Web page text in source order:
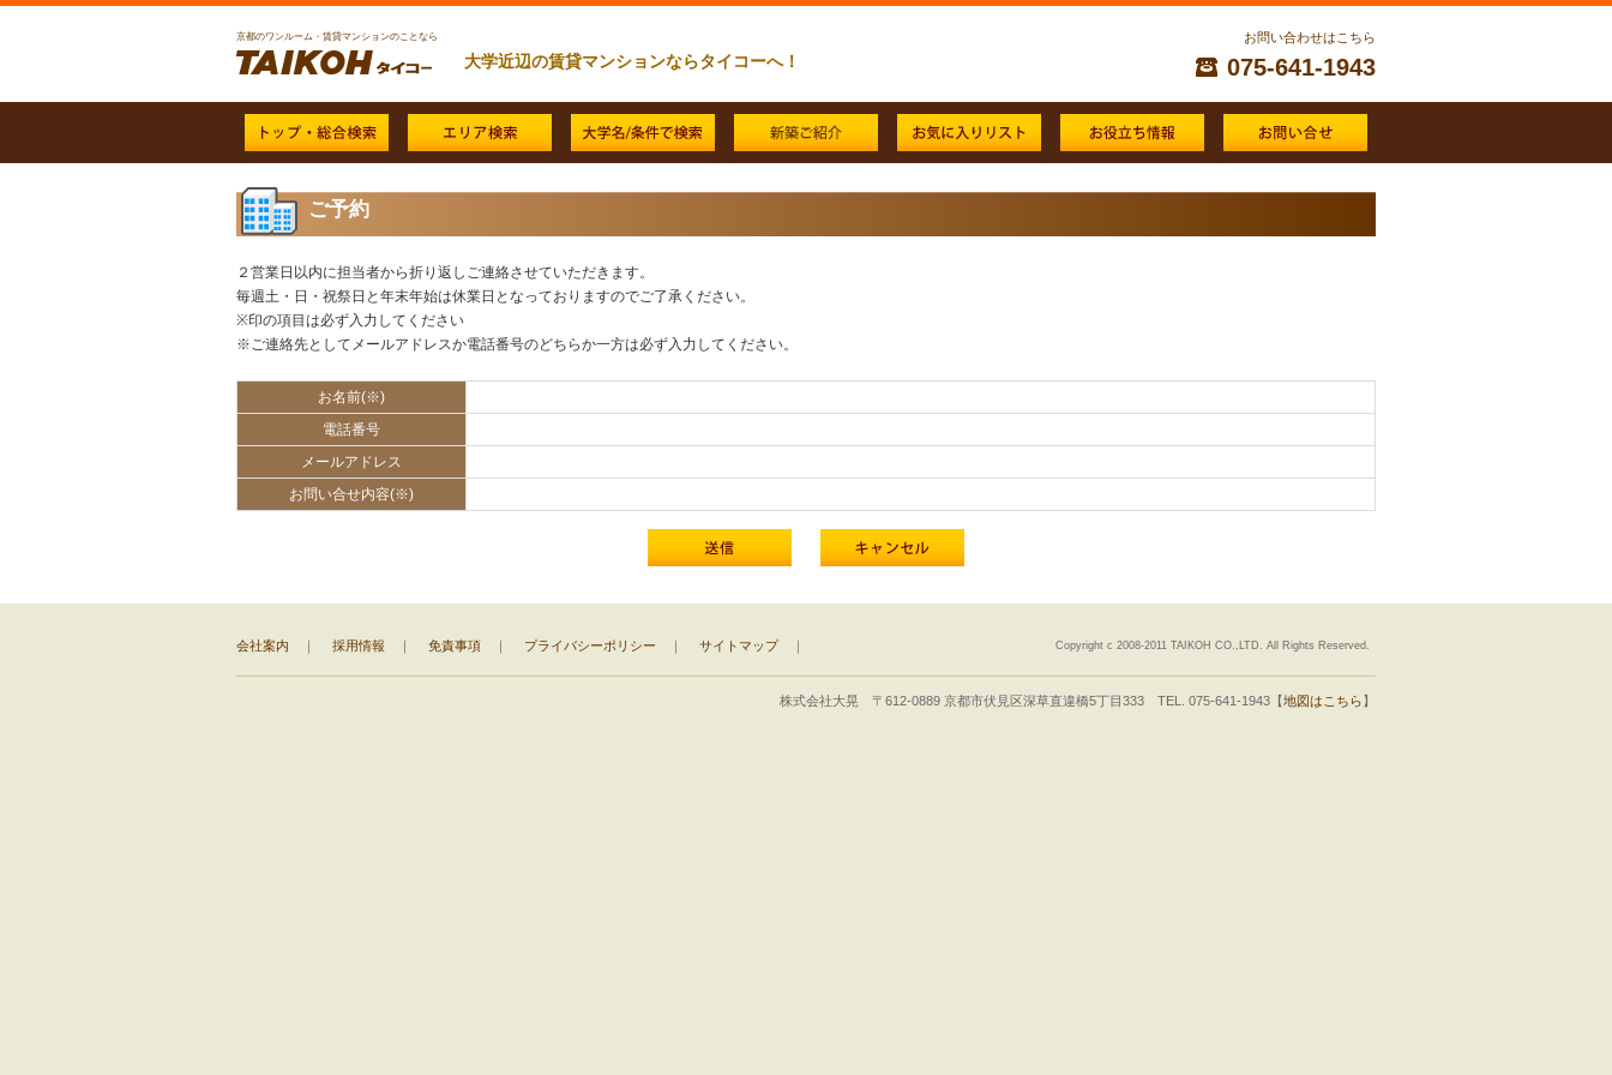
京都のワンルーム・賃貸マンションのことなら
大学近辺の賃貸マンションならタイコーへ！
お問い合わせはこちら
075-641-1943
ご予約
２営業日以内に担当者から折り返しご連絡させていただきます。
毎週土・日・祝祭日と年末年始は休業日となっておりますのでご了承ください。
※印の項目は必ず入力してください
※ご連絡先としてメールアドレスか電話番号のどちらか一方は必ず入力してください。
お名前(※)
電話番号
メールアドレス
お問い合せ内容(※)
会社案内 ｜ 採用情報 ｜ 免責事項 ｜ プライバシーポリシー ｜ サイトマップ｜ Copyright c 2008-2011 TAIKOH CO.,LTD. All Rights Reserved.
株式会社大晃 〒612-0889 京都市伏見区深草直違橋5丁目333 TEL. 075-641-1943【地図はこちら】